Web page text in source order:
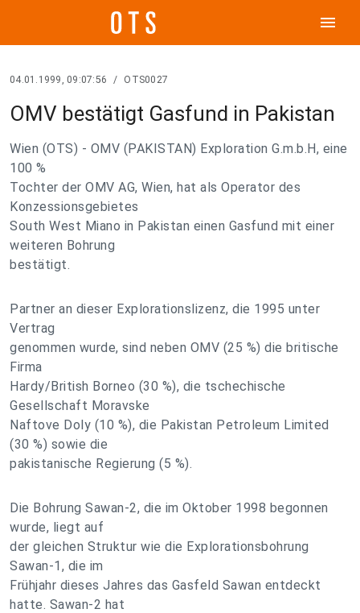
menu
04.01.1999, 09:07:56 / OTS0027
OMV bestätigt Gasfund in Pakistan
Wien (OTS) - OMV (PAKISTAN) Exploration G.m.b.H, eine
100 %
Tochter der OMV AG, Wien, hat als Operator des
Konzessionsgebietes
South West Miano in Pakistan einen Gasfund mit einer
weiteren Bohrung
bestätigt.
Partner an dieser Explorationslizenz, die 1995 unter
Vertrag
genommen wurde, sind neben OMV (25 %) die britische
Firma
Hardy/British Borneo (30 %), die tschechische
Gesellschaft Moravske
Naftove Doly (10 %), die Pakistan Petroleum Limited
(30 %) sowie die
pakistanische Regierung (5 %).
Die Bohrung Sawan-2, die im Oktober 1998 begonnen
wurde, liegt auf
der gleichen Struktur wie die Explorationsbohrung
Sawan-1, die im
Frühjahr dieses Jahres das Gasfeld Sawan entdeckt
hatte. Sawan-2 hat